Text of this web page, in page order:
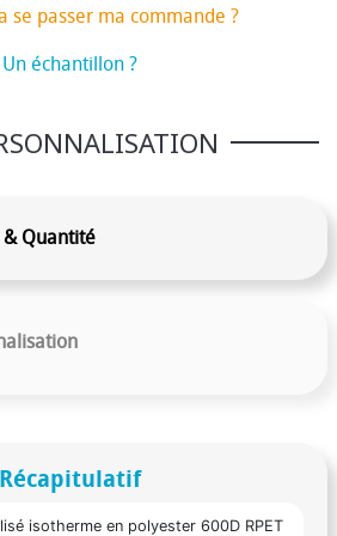
se passer ma commande ?
Un échantillon ?
& Quantité
Récapitulatif
isotherme en polyester 600D RPET